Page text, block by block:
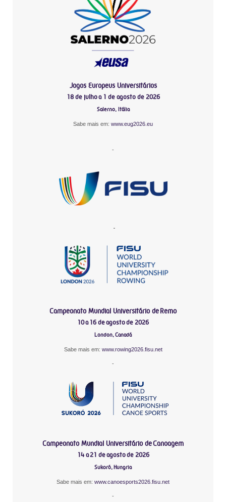
Jogos Europeus Universitários
18 de julho a 1 de agosto de 2026
Salerno, Itália
Sabe mais em: www.eug2026.eu
-
-
Campeonato Mundial Universitário de Remo
10 a 16 de agosto de 2026
London, Canadá
Sabe mais em: www.rowing2026.fisu.net
-
Campeonato Mundial Universitário de Canoagem
14 a 21 de agosto de 2026
Sukoró, Hungria
Sabe mais em: www.canoesports2026.fisu.net
-